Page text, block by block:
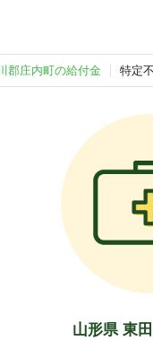
郡庄内町の給付金 特定
山形県 東